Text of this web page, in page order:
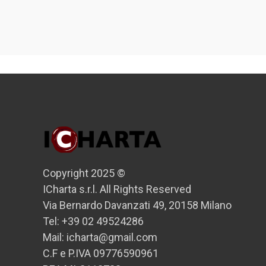
Copyright 2025 ©
ICharta s.r.l. All Rights Reserved
Via Bernardo Davanzati 49, 20158 Milano
Tel: +39 02 49524286
Mail: icharta@gmail.com
C.F e P.IVA 09776590961